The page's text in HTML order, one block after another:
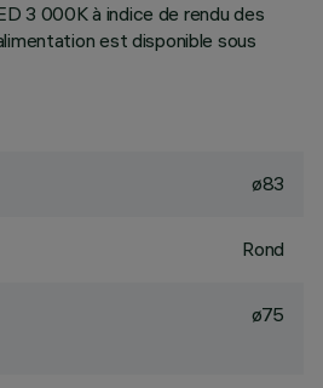
3 000K à indice de rendu des
est disponible sous
ø83
Rond
ø75